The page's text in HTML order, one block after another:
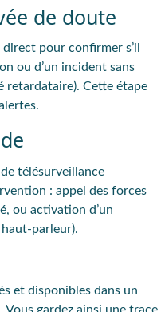
de doute
pour confirmer s’il
ou d’un incident sans
retardataire). Cette étape
télésurveillance
: appel des forces
ou activation d’un
parleur).
et disponibles dans un
gardez ainsi une trace